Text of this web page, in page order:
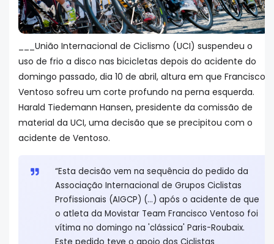
___União Internacional de Ciclismo (UCI) suspendeu o
uso de frio a disco nas bicicletas depois do acidente do
domingo passado, dia 10 de abril, altura em que Francisco
Ventoso sofreu um corte profundo na perna esquerda.
Harald Tiedemann Hansen, presidente da comissão de
material da UCI, uma decisão que se precipitou com o
acidente de Ventoso.
“Esta decisão vem na sequência do pedido da
Associação Internacional de Grupos Ciclistas
Profissionais (AIGCP) (...) após o acidente de que
o atleta da Movistar Team Francisco Ventoso foi
vítima no domingo na 'clássica' Paris-Roubaix.